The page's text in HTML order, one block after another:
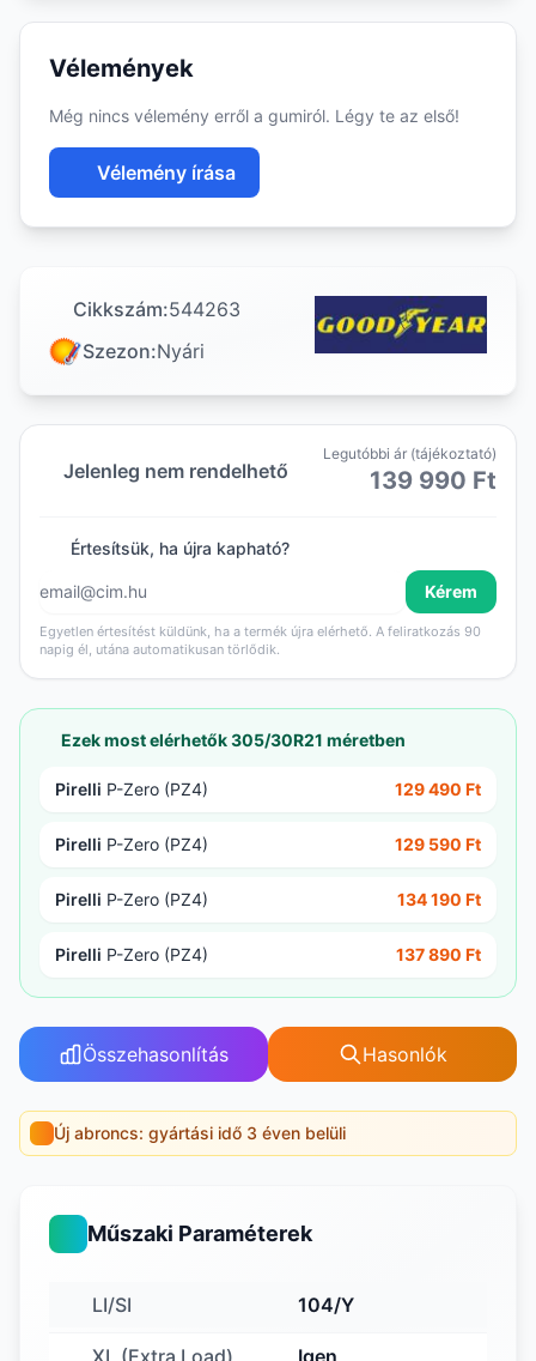
Vélemények
Még nincs vélemény erről a gumiról. Légy te az első!
Vélemény írása
Cikkszám:544263
Szezon:Nyári
Jelenleg nem rendelhető
Legutóbbi ár (tájékoztató)
139 990 Ft
Értesítsük, ha újra kapható?
Kérem
Egyetlen értesítést küldünk, ha a termék újra elérhető. A feliratkozás 90
napig él, utána automatikusan törlődik.
Ezek most elérhetők 305/30R21 méretben
Pirelli P-Zero (PZ4) 129 490 Ft
Pirelli P-Zero (PZ4) 129 590 Ft
Pirelli P-Zero (PZ4) 134 190 Ft
Pirelli P-Zero (PZ4) 137 890 Ft
Összehasonlítás Hasonlók
Új abroncs: gyártási idő 3 éven belüli
Műszaki Paraméterek
LI/SI 104/Y
XL (Extra Load) Igen